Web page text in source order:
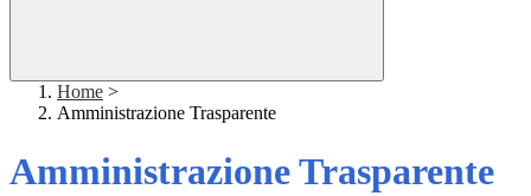
Home >
Amministrazione Trasparente
Amministrazione Trasparente